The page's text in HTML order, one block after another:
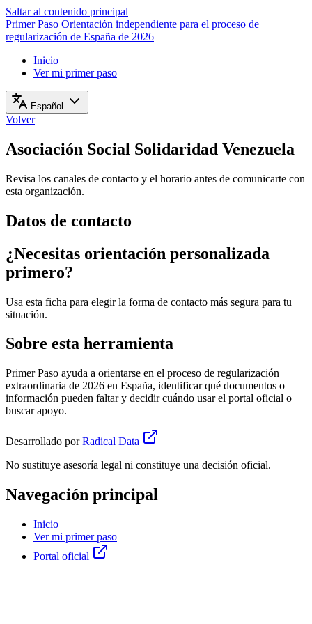
Saltar al contenido principal
Primer Paso Orientación independiente para el proceso de
regularización de España de 2026
Inicio
Ver mi primer paso
Español
Volver
Asociación Social Solidaridad Venezuela
Revisa los canales de contacto y el horario antes de comunicarte con
esta organización.
Datos de contacto
¿Necesitas orientación personalizada
primero?
Usa esta ficha para elegir la forma de contacto más segura para tu
situación.
Sobre esta herramienta
Primer Paso ayuda a orientarse en el proceso de regularización
extraordinaria de 2026 en España, identificar qué documentos o
información pueden faltar y decidir cuándo usar el portal oficial o
buscar apoyo.
Desarrollado porRadical Data
No sustituye asesoría legal ni constituye una decisión oficial.
Navegación principal
Inicio
Ver mi primer paso
Portal oficial